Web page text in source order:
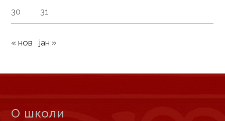
30 31
« нов јан »
О школи